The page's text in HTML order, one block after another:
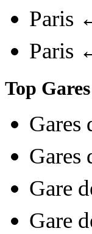
Paris
Paris
Top Gares
Gares
Gares
Gare
Gare